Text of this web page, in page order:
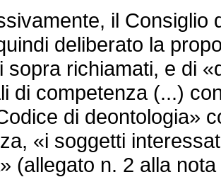
il Consiglio
deliberato la
sopra richiamati, e di
di competenza (...)
di deontologia»
«i soggetti
(allegato n. 2 alla